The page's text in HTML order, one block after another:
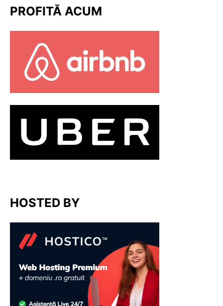
PROFITĂ ACUM
HOSTED BY